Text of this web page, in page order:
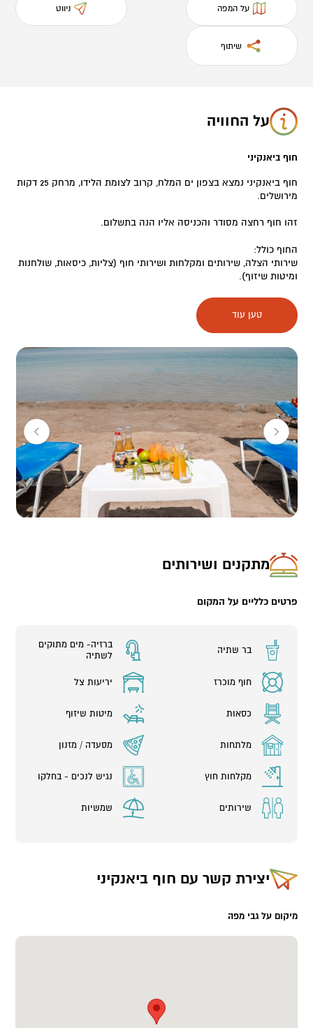
על המפה ניווט
שיתוף
על החוויה
חוף ביאנקיני
חוף ביאנקיני נמצא בצפון ים המלח, קרוב לצומת הלידו, מרחק 25 דקות
מירושלים.
זהו חוף רחצה מסודר והכניסה אליו הנה בתשלום.
החוף כולל:
שירותי הצלה, שירותים ומקלחות ושירותי חוף (צליות, כיסאות, שולחנות
ומיטות שיזוף).
מלבד חוף הים הנהדר, כפר הנופש ביאנקיני, מזמין אתכם לחוות את
מתקני הכפר ומציעים לכם את כל הטוב במקום אחד: בריכת שחיה חצי
אולימפית, חדר מלח, חדר כושר, פעילויות לילדים ,חדרי טיפול ועוד….
החוויה שלכם תושלם עם היצע המסעדות הרחב שיש במתחם, ושלל
טען עוד
מתקנים ושירותים
פרטים כלליים על המקום
בר שתיה
ברזיה- מים מתוקים
לשתיה
חוף מוכרז יריעות צל
כסאות מיטות שיזוף
מלתחות מסעדה / מזנון
מקלחות חוץ נגיש לנכים - בחלקו
שירותים שמשיות
יצירת קשר עם חוף ביאנקיני
מיקום על גבי מפה